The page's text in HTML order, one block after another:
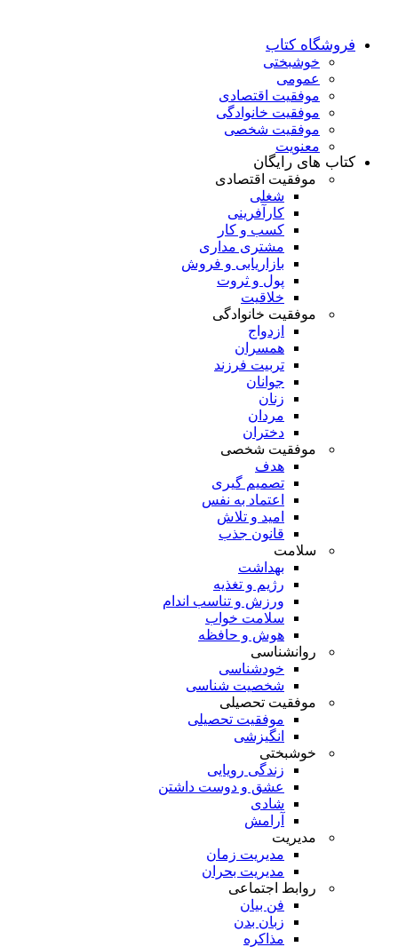
فروشگاه کتاب
خوشبختی
عمومی
موفقیت اقتصادی
موفقیت خانوادگی
موفقیت شخصی
معنویت
کتاب های رایگان
موفقیت اقتصادی
شغلی
کارآفرینی
کسب و کار
مشتری مداری
بازاریابی و فروش
پول و ثروت
خلاقیت
موفقیت خانوادگی
ازدواج
همسران
تربیت فرزند
جوانان
زنان
مردان
دختران
موفقیت شخصی
هدف
تصمیم گیری
اعتماد به نفس
امید و تلاش
قانون جذب
سلامت
بهداشت
رژیم و تغذیه
ورزش و تناسب اندام
سلامت خواب
هوش و حافظه
روانشناسی
خودشناسی
شخصیت شناسی
موفقیت تحصیلی
موفقیت تحصیلی
انگیزشی
خوشبختی
زندگی رویایی
عشق و دوست داشتن
شادی
آرامش
مدیریت
مدیریت زمان
مدیریت بحران
روابط اجتماعی
فن بیان
زبان بدن
مذاکره